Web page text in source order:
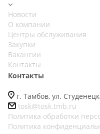
Новости
О компании
Центры обслуживания
Закупки
Вакансии
Контакты
Контакты
г. Тамбов, ул.
tosk@tosk.tmb.ru
Политика обработки
Политика